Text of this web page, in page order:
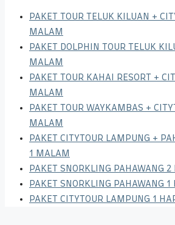
PAKET TOUR TELUK KILUAN +
MALAM
PAKET DOLPHIN TOUR TELUK
MALAM
PAKET TOUR KAHAI RESORT +
MALAM
PAKET TOUR WAYKAMBAS +
MALAM
PAKET CITYTOUR LAMPUNG +
1 MALAM
PAKET SNORKLING PAHAWANG
PAKET SNORKLING PAHAWANG 1
PAKET CITYTOUR LAMPUNG 1